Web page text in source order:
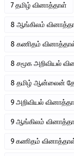
7 தமிழ் வினாத்தாள்
8 ஆங்கிலம்
8 கணிதம்
8 சமூக அறிவியல்
8 தமிழ் ஆன்லைன்
9 அறிவியல்
9 ஆங்கிலம்
9 கணிதம்